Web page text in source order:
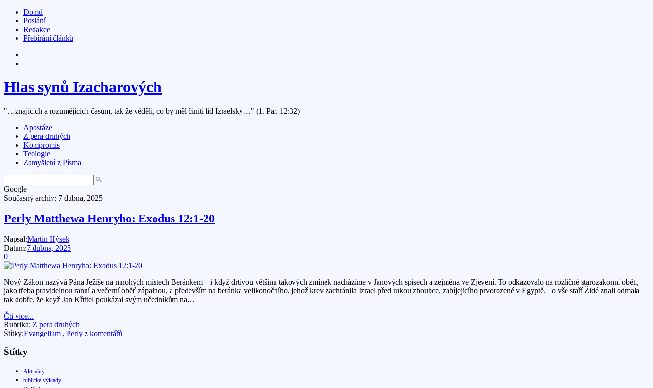
Domů
Poslání
Redakce
Přebírání článků
Hlas synů Izacharových
"…znajících a rozumějících časům, tak že věděli, co by měl činiti lid Izraelský…" (1. Par. 12:32)
Apostáze
Z pera druhých
Kompromis
Teologie
Zamyšlení z Písma
Google
Současný archiv: 7 dubna, 2025
Perly Matthewa Henryho: Exodus 12:1-20
Napsal:Martin Hýsek
Datum:7 dubna, 2025
0
Nový Zákon nazývá Pána Ježíše na mnohých místech Beránkem – i když drtivou většinu takových zmínek nacházíme v Janových spisech a zejména ve Zjevení. To odkazovalo na rozličné starozákonní oběti,
jako třeba pravidelnou ranní a večerní oběť zápalnou, a především na beránka velikonočního, jehož krev zachránila Izrael před rukou zhoubce, zabíjejícího prvorozené v Egyptě. To vše staří Židé znali odmala
tak dobře, že když Jan Křtitel poukázal svým učedníkům na…
Čti více...
Rubrika: Z pera druhých
Štítky:Evangelium , Perly z komentářů
Štítky
Aktuality
biblické výklady